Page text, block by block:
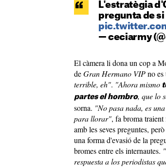
L'estratègia
pregunta de si
— ceciarmy
El càmera li dona un cop a
deGran Hermano VIPno es
terrible, eh". "Ahora mismo
partes el hombro, que lo
sorna. "No pasa nada, es
para llorar", fa broma
amb les seves preguntes,
una forma d'evasió de la
bromes entre els internautes.
respuesta a los periodistas